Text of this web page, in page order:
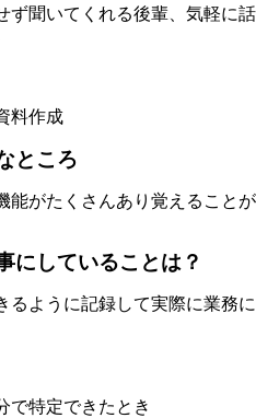
ず聞いてくれる後輩、気軽に話
料作成
ところ
能がたくさんあり覚えることが
にしていることは？
るように記録して実際に業務に
で特定できたとき